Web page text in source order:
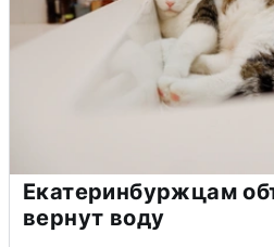
Екатеринбуржцам
вернут воду